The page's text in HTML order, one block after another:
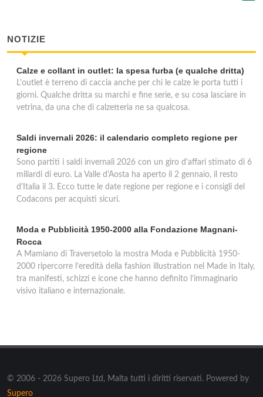
NOTIZIE
Calze e collant in outlet: la spesa furba (e qualche dritta)
L'outlet è terreno di caccia anche per chi le calze le porta tutti i
giorni. Qualche dritta su marchi e fine serie, e su cosa lasciare in
vetrina, da una che di calzetteria ne sa qualcosa.
Saldi invernali 2026: il calendario completo regione per
regione
Sono partiti i saldi invernali 2026 con un giro d'affari stimato di 6
miliardi di euro. La Valle d'Aosta ha aperto il 2 gennaio, il resto
d'Italia il 3. Ecco tutte le date regione per regione e i consigli del
Codacons per acquisti sicuri.
Moda e Pubblicità 1950-2000 alla Fondazione Magnani-
Rocca
A Mamiano di Traversetolo la mostra Moda e Pubblicità 1950-
2000 ripercorre l’eredità della fashion illustration nel Made in Italy,
tra manifesti, schizzi e icone che hanno definito l’immaginario
visivo italiano e internazionale.
© 2006 - 2026 Supero Ltd, Malta tutti i diritti riservati. Powered by
Supero